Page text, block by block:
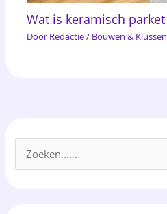
Wat is keramisch parket
Door Redactie/ Bouwen & Klussen